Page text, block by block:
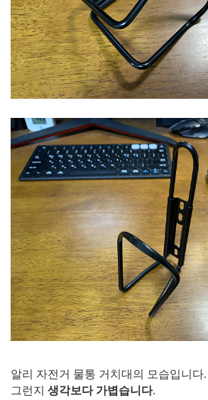
알리 자전거 물통 거치대의 모습입니다
그런지 생각보다 가볍습니다.